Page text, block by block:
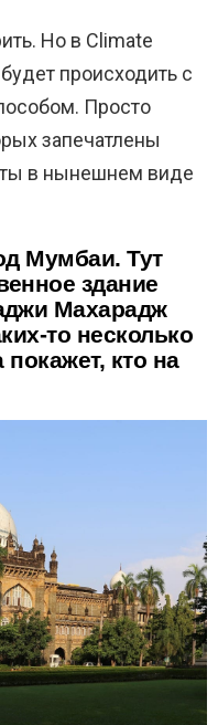
Но в Climate
происходить с
Просто
запечатлены
в нынешнем виде
Мумбаи. Тут
здание
Махарадж
то несколько
кто на